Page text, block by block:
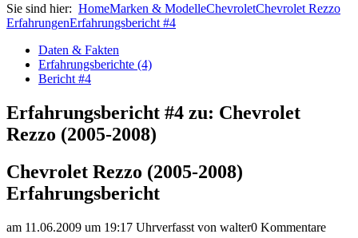
Sie sind hier: HomeMarken & ModelleChevroletChevrolet Rezzo
ErfahrungenErfahrungsbericht #4
Daten & Fakten
Erfahrungsberichte (4)
Bericht #4
Erfahrungsbericht #4 zu: Chevrolet
Rezzo (2005-2008)
Chevrolet Rezzo (2005-2008)
Erfahrungsbericht
am 11.06.2009 um 19:17 Uhrverfasst von walter0 Kommentare